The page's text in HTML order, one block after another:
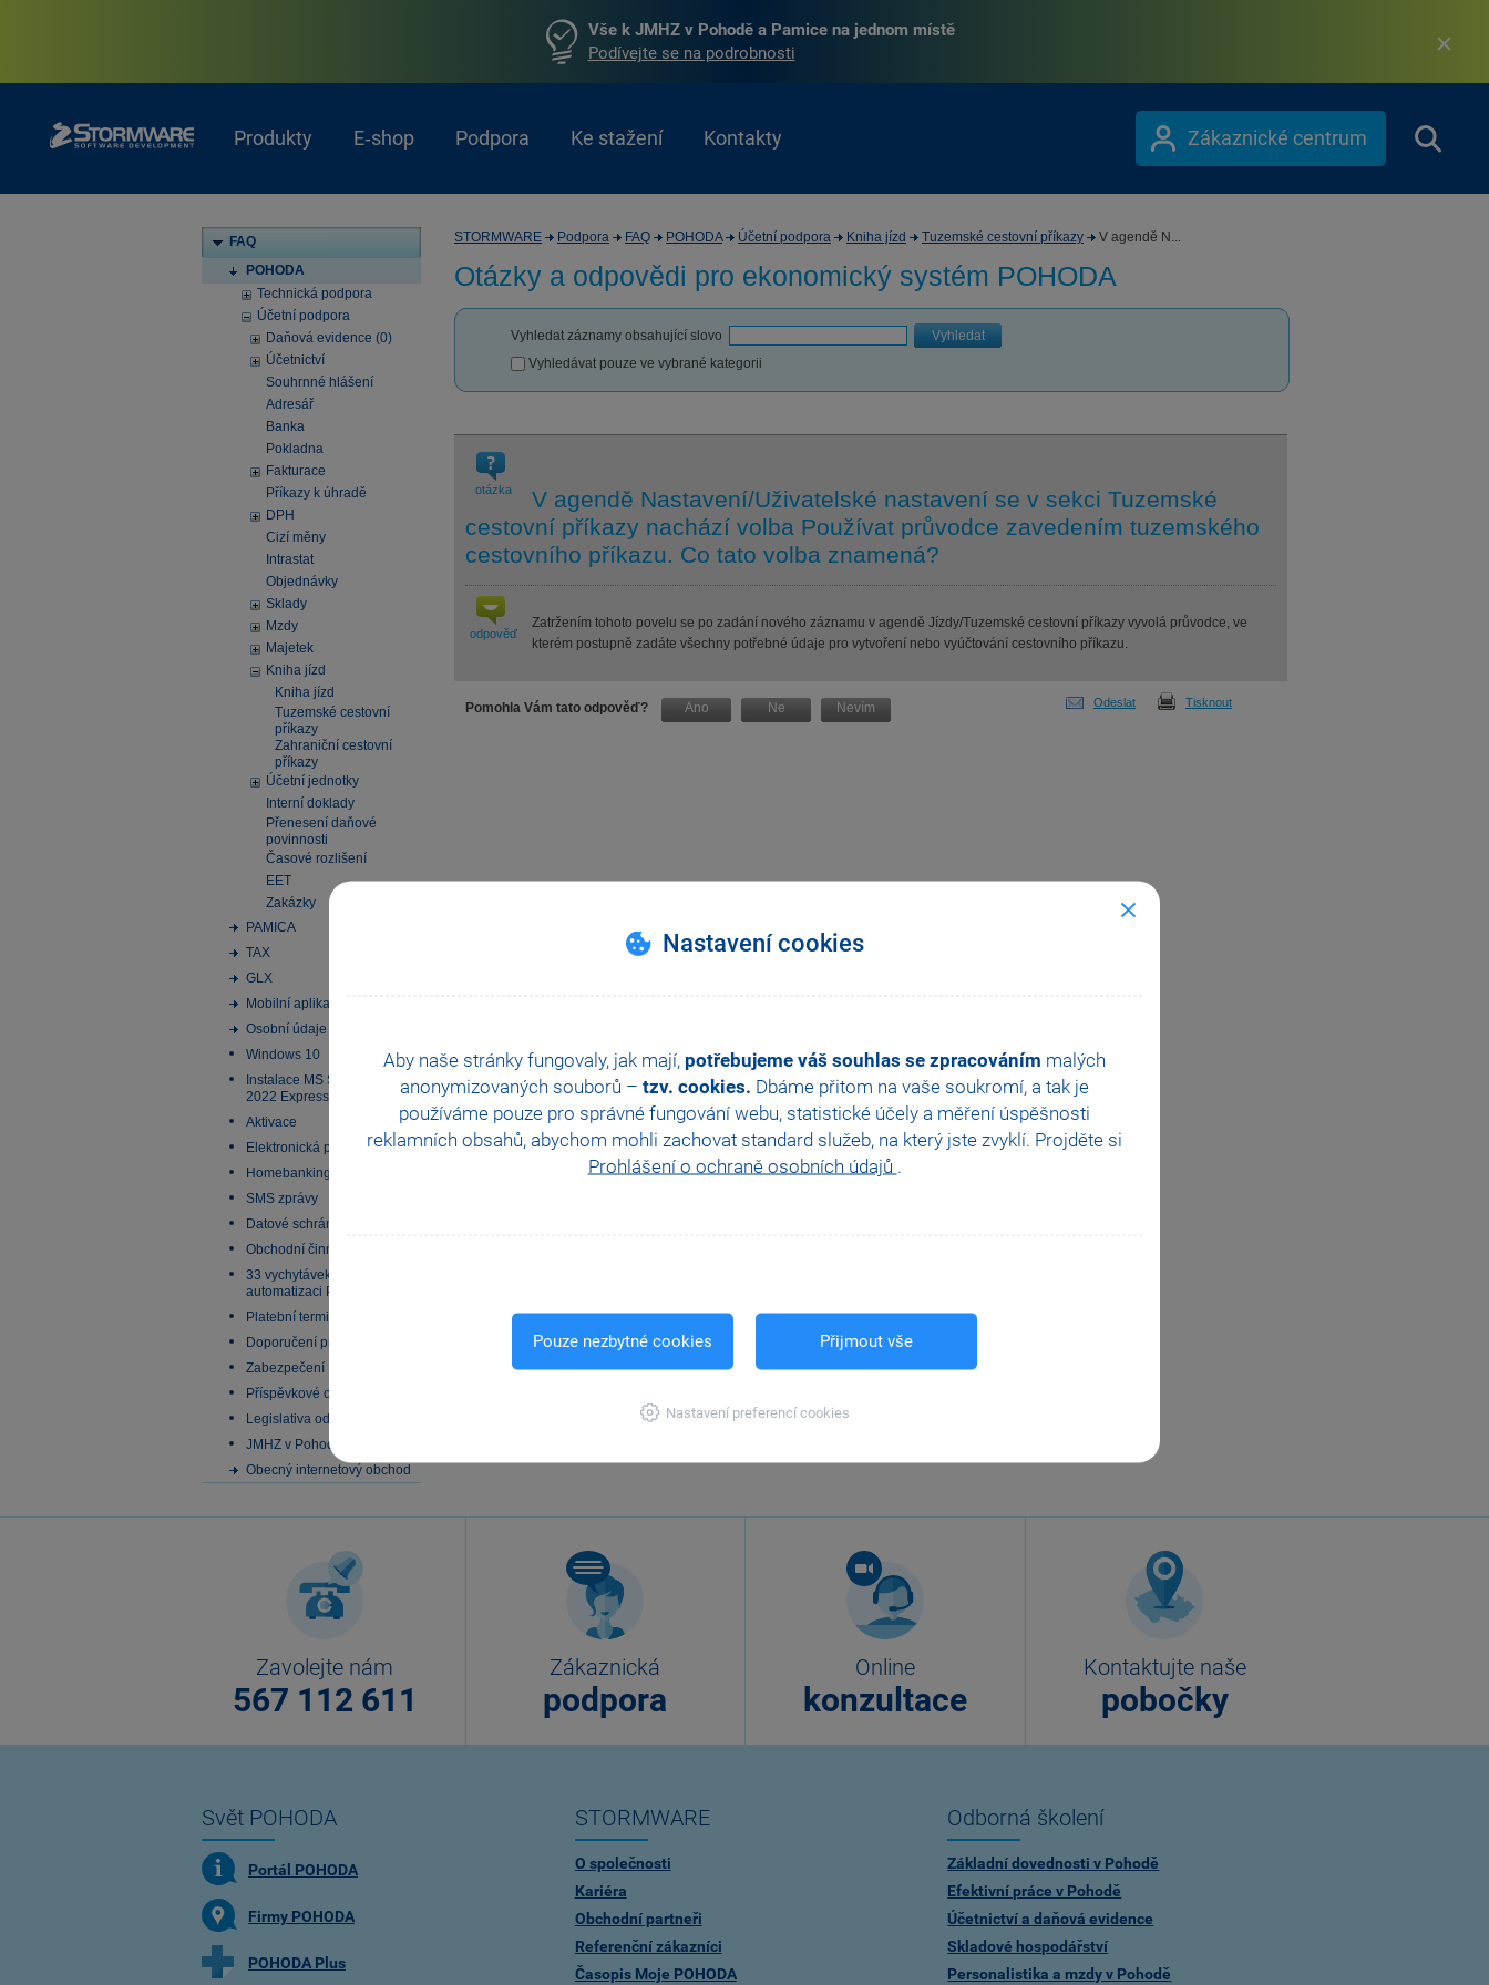
Nastavení cookies
Aby naše stránky fungovaly, jak mají, potřebujeme váš souhlas se zpracováním malých
anonymizovaných souborů – tzv. cookies. Dbáme přitom na vaše soukromí, a tak je
používáme pouze pro správné fungování webu, statistické účely a měření úspěšnosti
reklamních obsahů, abychom mohli zachovat standard služeb, na který jste zvyklí. Projděte si
Prohlášení o ochraně osobních údajů .
Pouze nezbytné cookies Přijmout vše
Nastavení preferencí cookies
Vše k JMHZ v Pohodě a Pamice na jednom místě
Podívejte se na podrobnosti
Produkty E‑shop Podpora Ke stažení Kontakty Zákaznické centrum
FAQ
POHODA
Technická podpora
Účetní podpora
Daňová evidence (0)
Účetnictví
Souhrnné hlášení
Adresář
Banka
Pokladna
Fakturace
Příkazy k úhradě
DPH
Cizí měny
Intrastat
Objednávky
Sklady
Mzdy
Majetek
Kniha jízd
Kniha jízd
Tuzemské cestovní
příkazy
Zahraniční cestovní
příkazy
Účetní jednotky
Interní doklady
Přenesení daňové
povinnosti
Časové rozlišení
EET
Zakázky
PAMICA
TAX
GLX
Mobilní aplikace
Osobní údaje
Windows 10
Instalace MS SQL Server
2022 Express
Aktivace
Elektronická podání
Homebanking
SMS zprávy
Datové schránky
Obchodní činnost
33 vychytávek pro
automatizaci Pohody
Platební terminály
Doporučení pro zálohování
Zabezpečení
Příspěvkové organizace
Legislativa od 1. 1. 2024
JMHZ v Pohodě a Pamice
Obecný internetový obchod
STORMWARE Podpora FAQ POHODA Účetní podpora Kniha jízd Tuzemské cestovní příkazy V agendě N...
Otázky a odpovědi pro ekonomický systém POHODA
Vyhledat záznamy obsahující slovo
Vyhledat
Vyhledávat pouze ve vybrané kategorii
otázka
V agendě Nastavení/Uživatelské nastavení se v sekci Tuzemské
cestovní příkazy nachází volba Používat průvodce zavedením tuzemského
cestovního příkazu. Co tato volba znamená?
odpověď
Zatržením tohoto povelu se po zadání nového záznamu v agendě Jízdy/Tuzemské cestovní příkazy vyvolá průvodce, ve
kterém postupně zadáte všechny potřebné údaje pro vytvoření nebo vyúčtování cestovního příkazu.
Pomohla Vám tato odpověď? Ano Ne Nevím Odeslat Tisknout
Zavolejte nám
567 112 611
Zákaznická
podpora
Online
konzultace
Kontaktujte naše
pobočky
Svět POHODA
Portál POHODA
Firmy POHODA
POHODA Plus
STORMWARE
O společnosti
Kariéra
Obchodní partneři
Referenční zákazníci
Časopis Moje POHODA
Odborná školení
Základní dovednosti v Pohodě
Efektivní práce v Pohodě
Účetnictví a daňová evidence
Skladové hospodářství
Personalistika a mzdy v Pohodě